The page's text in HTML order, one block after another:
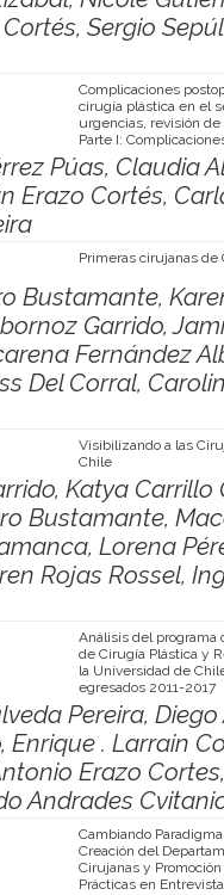
Sergio
Complicaciones
cirugía plástica en el
urgencias, revisión
Parte I:
Púas, Claudia
Erazo Cortés,
Primeras cirujanas de
Bustamante,
Garrido,
Fernández
Del Corral,
Visibilizando a las
Chile
Katya Carrillo
Bustamante,
Lorena
Rojas Rossel,
Análisis del programa
de Cirugía Plástica y
la Universidad de
egresados 2011-2017
Pereira,
Enrique . Larrain
Erazo
Andrades
Cambiando
Creación del
Cirujanas y
Prácticas en